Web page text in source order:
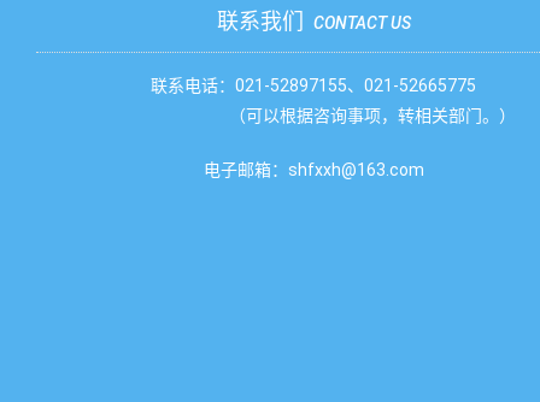
联系我们 CONTACT US
联系电话：021-52897155、021-52665775
（可以根据咨询事项，转相关部门。）
电子邮箱：shfxxh@163.com